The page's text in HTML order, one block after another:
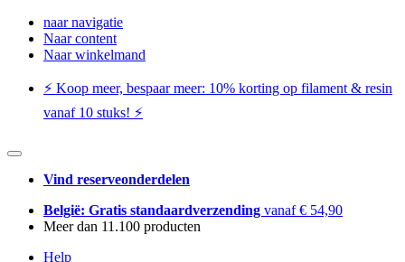
naar navigatie
Naar content
Naar winkelmand
⚡️ Koop meer, bespaar meer: ​​10% korting op filament & resin
vanaf 10 stuks! ⚡️
Vind reserveonderdelen
België: Gratis standaardverzending vanaf € 54,90
Meer dan 11.100 producten
Help